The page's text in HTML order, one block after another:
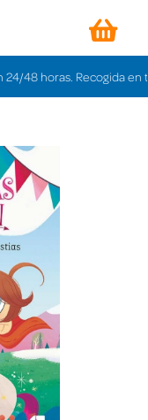
horas. Recogida en